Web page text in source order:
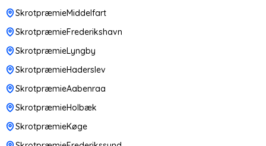
SkrotpræmieMiddelfart
SkrotpræmieFrederikshavn
SkrotpræmieLyngby
SkrotpræmieHaderslev
SkrotpræmieAabenraa
SkrotpræmieHolbæk
SkrotpræmieKøge